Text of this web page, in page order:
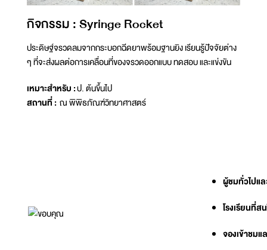
กิจกรรม : Syringe Rocket
ประดิษฐ์จรวดลมจากกระบอกฉีดยาพร้อมฐานยิง เรียนรู้ปัจจัยต่าง
ๆ ที่จะส่งผลต่อการเคลื่อนที่ของจรวดออกแบบ ทดสอบ และแข่งขัน
เหมาะสำหรับ :ป. ต้นขึ้นไป
สถานที่ : ณ พิพิธภัณฑ์วิทยาศาสตร์
ผู้ชมทั่วไปแ
โรงเรียนที่ส
จองเข้าชม